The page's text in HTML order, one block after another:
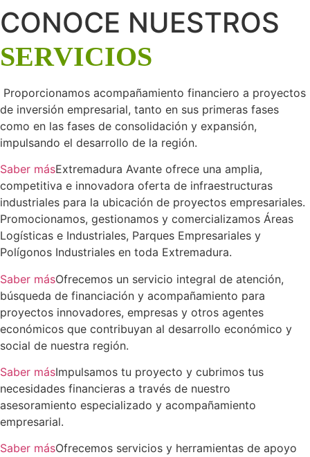
CONOCE NUESTROS
SERVICIOS
Proporcionamos acompañamiento financiero a proyectos
de inversión empresarial, tanto en sus primeras fases
como en las fases de consolidación y expansión,
impulsando el desarrollo de la región.
Saber másExtremadura Avante ofrece una amplia,
competitiva e innovadora oferta de infraestructuras
industriales para la ubicación de proyectos empresariales.
Promocionamos, gestionamos y comercializamos Áreas
Logísticas e Industriales, Parques Empresariales y
Polígonos Industriales en toda Extremadura.
Saber másOfrecemos un servicio integral de atención,
búsqueda de financiación y acompañamiento para
proyectos innovadores, empresas y otros agentes
económicos que contribuyan al desarrollo económico y
social de nuestra región.
Saber másImpulsamos tu proyecto y cubrimos tus
necesidades financieras a través de nuestro
asesoramiento especializado y acompañamiento
empresarial.
Saber másOfrecemos servicios y herramientas de apoyo